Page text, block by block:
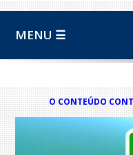
MENU ☰
O CONTEÚDO